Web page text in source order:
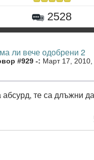
2528
ли вече одобрени 2
#929 -: Март 17,
абсурд, те са длъжни